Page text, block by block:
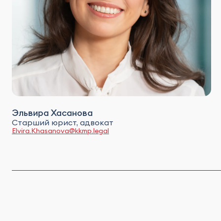
Эльвира Хасанова
Старший юрист, адвокат
Elvira.Khasanova@kkmp.legal